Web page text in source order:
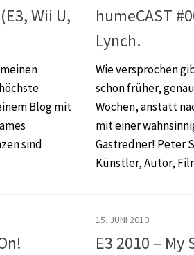
Wii U,
Blog mit
sind
humeCAST
Lynch.
Wie versprochen
schon früher,
Wochen, anstatt
mit einer
Gastredner! Peter
Künstler, Autor,
15. JUNI 2010
E3 2010 – My